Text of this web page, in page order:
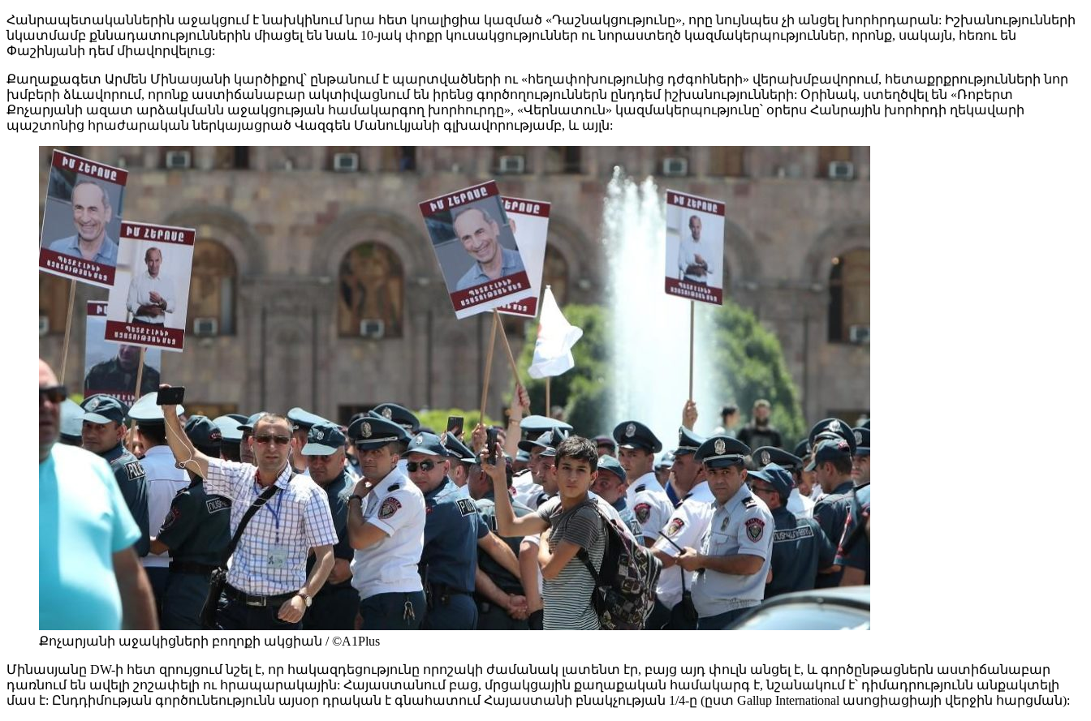
Հանրապետականներին աջակցում է նախկինում նրա հետ կոալիցիա կազմած «Դաշնակցությունը», որը նույնպես չի անցել խորհրդարան: Իշխանությունների
նկատմամբ քննադատություններին միացել են նաև 10-յակ փոքր կուսակցություններ ու նորաստեղծ կազմակերպություններ, որոնք, սակայն, հեռու են
Փաշինյանի դեմ միավորվելուց:
Քաղաքագետ Արմեն Մինասյանի կարծիքով՝ ընթանում է պարտվածների ու «հեղափոխությունից դժգոհների» վերախմբավորում, հետաքրքրությունների նոր
խմբերի ձևավորում, որոնք աստիճանաբար ակտիվացնում են իրենց գործողություններն ընդդեմ իշխանությունների: Օրինակ, ստեղծվել են «Ռոբերտ
Քոչարյանի ազատ արձակմանն աջակցության համակարգող խորհուրդը», «Վերնատուն» կազմակերպությունը՝ օրերս Հանրային խորհրդի ղեկավարի
պաշտոնից հրաժարական ներկայացրած Վազգեն Մանուկյանի գլխավորությամբ, և այլն:
Քոչարյանի աջակիցների բողոքի ակցիան / ©A1Plus
Մինասյանը DW-ի հետ զրույցում նշել է, որ հակազդեցությունը որոշակի ժամանակ լատենտ էր, բայց այդ փուլն անցել է, և գործընթացներն աստիճանաբար
դառնում են ավելի շոշափելի ու հրապարակային: Հայաստանում բաց, մրցակցային քաղաքական համակարգ է, նշանակում է՝ դիմադրությունն անքակտելի
մաս է: Ընդդիմության գործունեությունն այսօր դրական է գնահատում Հայաստանի բնակչության 1/4-ը (ըստ Gallup International ասոցիացիայի վերջին հարցման):